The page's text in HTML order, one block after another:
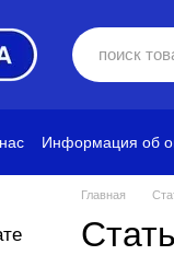
Информация об
Главная